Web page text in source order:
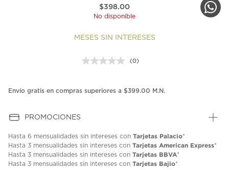
$398.00
No disponible
MESES SIN INTERESES
Sin
en
(0)
Envío gratis en compras superiores a $399.00 M.N.
PROMOCIONES
Hasta 6 mensualidades sin intereses con Tarjetas Palacio*
Hasta 3 mensualidades sin intereses con Tarjetas American Express*
Hasta 3 mensualidades sin intereses con Tarjetas BBVA*
Hasta 3 mensualidades sin intereses con Tarjetas Bajio*